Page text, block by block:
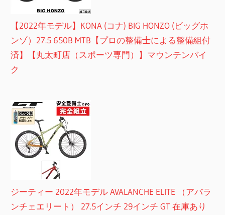
【2022年モデル】KONA (コナ) BIG HONZO (ビッグホ
ンゾ）27.5 650B MTB【プロの整備士による整備組付
済】【丸太町店（スポーツ専門）】マウンテンバイ
ク
ジーティー 2022年モデル AVALANCHE ELITE （アバラ
ンチェエリート） 27.5インチ 29インチ GT 在庫あり